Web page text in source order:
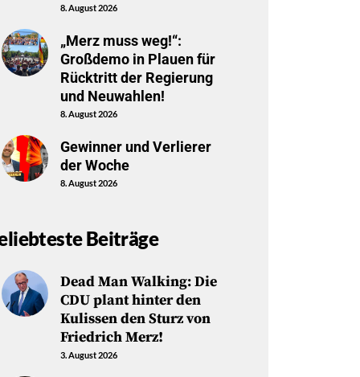
8. August 2026
„Merz muss weg!“:
Großdemo in Plauen für
Rücktritt der Regierung
und Neuwahlen!
8. August 2026
Gewinner und Verlierer
der Woche
8. August 2026
Beiträge
Dead Man Walking: Die
CDU plant hinter den
Kulissen den Sturz von
Friedrich Merz!
3. August 2026